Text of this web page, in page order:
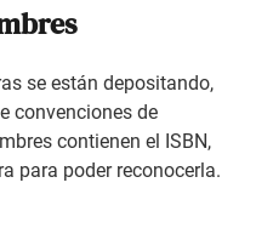
se están depositando,
convenciones de
contienen el ISBN,
para poder reconocerla.